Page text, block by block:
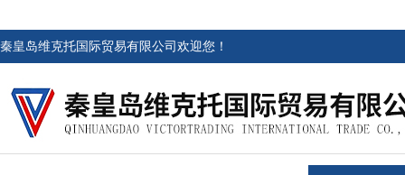
秦皇岛维克托国际贸易有限公司欢迎您！